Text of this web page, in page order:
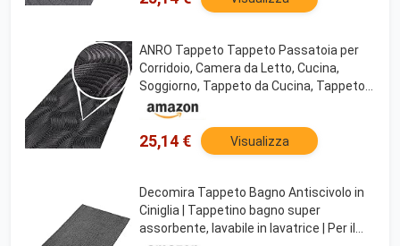
ANRO Tappeto Tappeto Passatoia per
Corridoio, Camera da Letto, Cucina,
Soggiorno, Tappeto da Cucina, Tappeto
da Cucina Antiscivolo su Misura Anton
Julianna Antracite 67 x 120 cm Novità
25,14 € Visualizza
Decomira Tappeto Bagno Antiscivolo in
Ciniglia | Tappetino bagno super
assorbente, lavabile in lavatrice | Per il